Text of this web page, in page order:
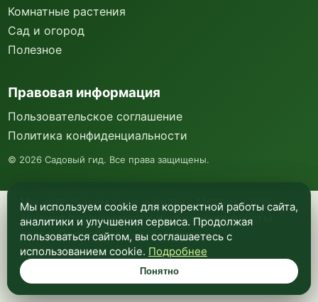
Мы используем куки и Яндекс Метрику для
анализа посещаемости и улучшения работы
сайта. Подробнее —в политике
конфиденциальности.
Понятно
Комнатные растения
Сад и огород
Полезное
Правовая информация
Пользовательское соглашение
Политика конфиденциальности
© 2026 Садовый гид. Все права защищены.
Мы используем cookie для корректной работы сайта,
аналитики и улучшения сервиса. Продолжая
пользоваться сайтом, вы соглашаетесь с
использованием cookie. Подробнее
Понятно